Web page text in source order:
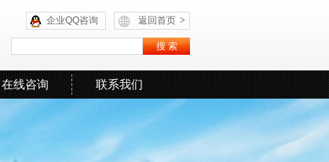
返回首页 >
企业QQ咨询
在线咨询 联系我们